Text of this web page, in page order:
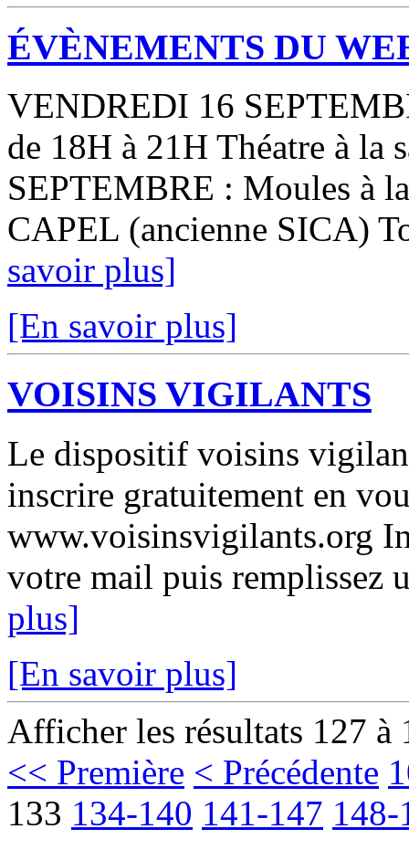
ÉVÈNEMENTS DU
VENDREDI 16
de 18H à 21H Théatre à la
SEPTEMBRE : Moules à
CAPEL (ancienne SICA)
savoir plus]
[En savoir plus]
VOISINS VIGILANTS
Le dispositif voisins
inscrire gratuitement en
www.voisinsvigilants.org
votre mail puis remplissez
plus]
[En savoir plus]
Afficher les résultats 127 à
<< Première < Précédente
133 134-140 141-147 148-